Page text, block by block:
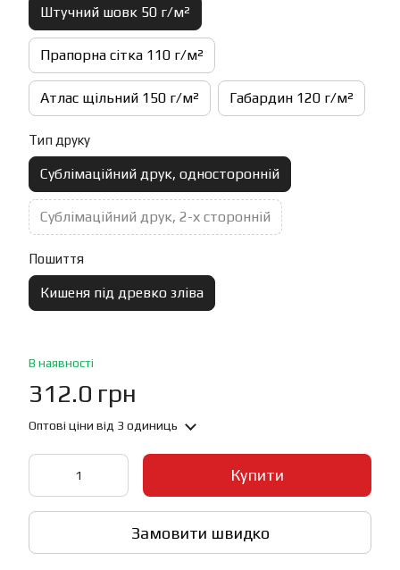
Штучний шовк 50 г/м²
Прапорна сітка 110 г/м²
Атлас щільний 150 г/м² Габардин 120 г/м²
Тип друку
Сублімаційний друк, односторонній
Сублімаційний друк, 2-х сторонній
Пошиття
Кишеня під древко зліва
В наявності
312.0 грн
Оптові ціни від 3 одиниць
Купити
Замовити швидко